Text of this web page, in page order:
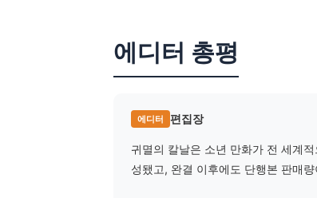
에디터 총평
에디터 편집장
귀멸의 칼날은 소년 만화가 전 세계
성됐고, 완결 이후에도 단행본 판매